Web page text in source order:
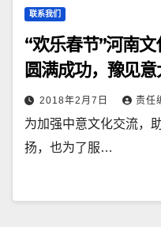
联系我们
“欢乐春节”河南
圆满成功，豫见
2018年2月7日 责任
为加强中意文化交流，
扬，也为了服…